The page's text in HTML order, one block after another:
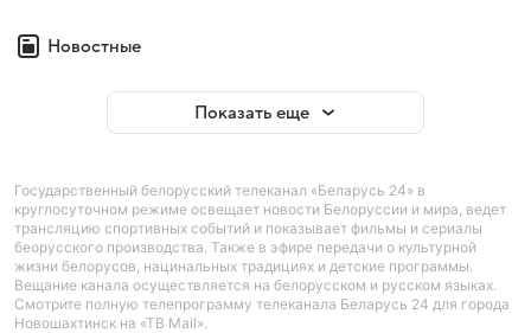
Новостные
Показать еще
Государственный белорусский телеканал «Беларусь 24» в
круглосуточном режиме освещает новости Белоруссии и мира, ведет
трансляцию спортивных событий и показывает фильмы и сериалы
беорусского производства. Также в эфире передачи о культурной
жизни белорусов, нацинальных традициях и детские программы.
Вещание канала осуществляется на белорусском и русском языках.
Смотрите полную телепрограмму телеканала Беларусь 24 для города
Новошахтинск на «ТВ Mail».